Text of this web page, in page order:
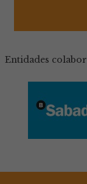
(2ª edición)
MÁS
XVII
en
Entidades